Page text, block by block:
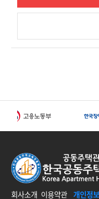
회사소개 이용약관 개인정